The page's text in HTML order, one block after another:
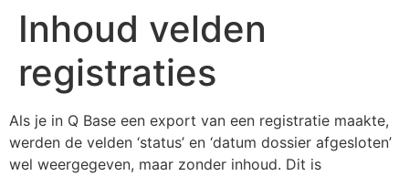
Inhoud velden
registraties
Als je in Q Base een export van een registratie maakte,
werden de velden ‘status’ en ‘datum dossier afgesloten’
wel weergegeven, maar zonder inhoud. Dit is